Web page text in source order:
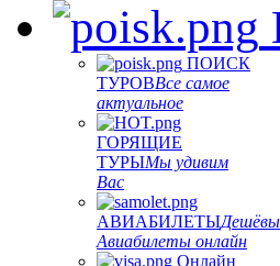
ПОИСК
ТУРОВВсе самое
актуальное
ГОРЯЩИЕ
ТУРЫМы удивим
Вас
АВИАБИЛЕТЫ
Авиабилеты онлайн
Онлайн